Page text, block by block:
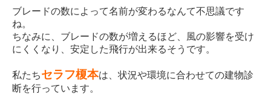
ブレードの数によって名前が変わるなんて不思議です
ね。
ちなみに、ブレードの数が増えるほど、風の影響を受け
にくくなり、安定した飛行が出来るそうです。
私たちセラフ榎本は、状況や環境に合わせての建物診
断を行っています。